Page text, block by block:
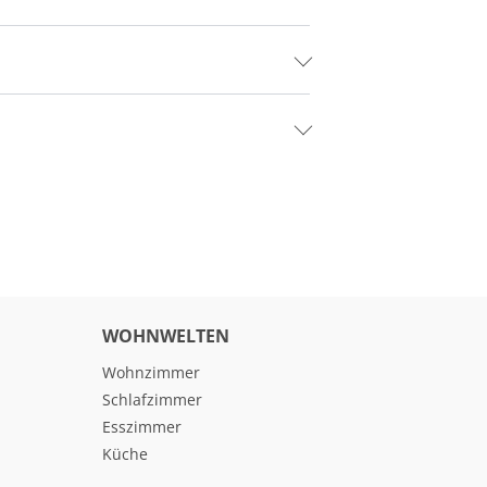
WOHNWELTEN
Wohnzimmer
Schlafzimmer
Esszimmer
Küche